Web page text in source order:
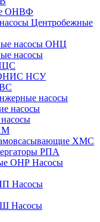
ОНВФ
Центробежные
насосы ОНЦ
насосы
ОНИС НСУ
насосы
ХМС
РПА
Насосы
Насосы
Насосы